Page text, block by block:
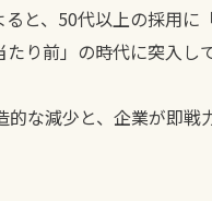
と、50代以上の採用に
り前」の時代に突入して
な減少と、企業が即戦